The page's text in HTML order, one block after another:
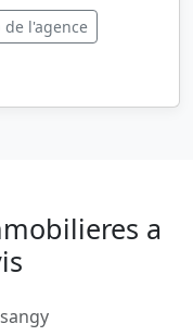
de l'agence
a